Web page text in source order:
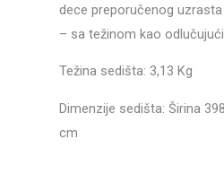
dece preporučenog
– sa težinom kao
Težina sedišta: 3,13 Kg
Dimenzije sedišta: Širina
cm